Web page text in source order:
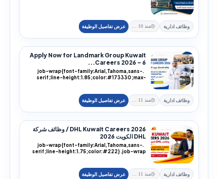
وظائف ادارية منذ 10 يوم
Apply Now for Landmark Group Kuwait
Careers 2026 – 6...
.job-wrap{font-family:Arial,Tahoma,sans-
serif;line-height:1.85;color:#173330;max-
وظائف ادارية منذ 11 يوم
DHL Kuwait Careers 2026 / وظائف شركة
DHL الكويت 2026
.job-wrap{font-family:Arial,Tahoma,sans-
serif;line-height:1.75;color:#222} .job-wrap
وظائف ادارية منذ 11 يوم